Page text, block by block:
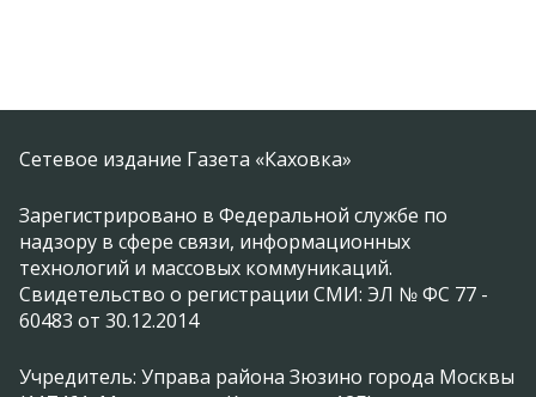
Сетевое издание Газета «Каховка»
Зарегистрировано в Федеральной службе по
надзору в сфере связи, информационных
технологий и массовых коммуникаций.
Свидетельство о регистрации СМИ: ЭЛ № ФС 77 -
60483 от 30.12.2014
Учредитель: Управа района Зюзино города Москвы